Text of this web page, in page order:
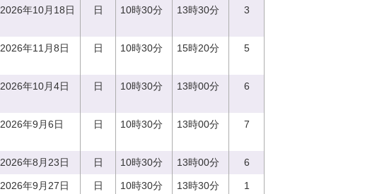
2026年10月18日 日 10時30分 13時30分 3
2026年11月8日 日 10時30分 15時20分 5
2026年10月4日 日 10時30分 13時00分 6
2026年9月6日 日 10時30分 13時00分 7
2026年8月23日 日 10時30分 13時00分 6
2026年9月27日 日 10時30分 13時30分 1